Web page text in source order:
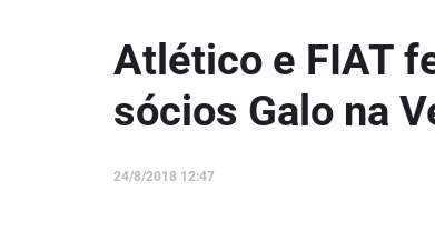
Atlético e FIAT
sócios Galo na
24/8/2018 12:47